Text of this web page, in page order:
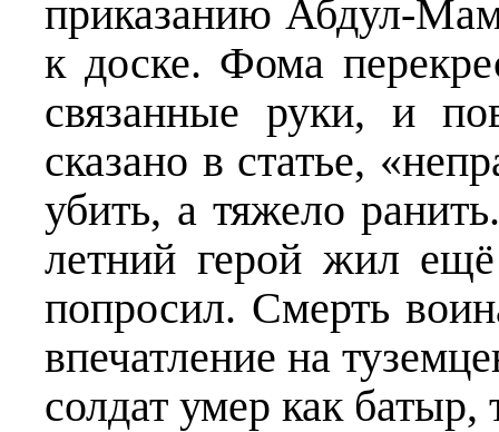
приказанию Абдул-
к доске. Фома
связанные руки, и
сказано в статье,
убить, а тяжело
летний герой жил
попросил. Смерть
впечатление на
солдат умер как батыр,